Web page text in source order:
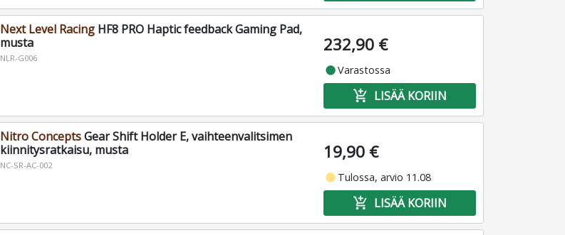
Next Level RacingHF8 PRO Haptic feedback Gaming Pad,
musta
NLR-G006
232,90 €
fiber_manual_recordVarastossa
add_shopping_cart LISÄÄ KORIIN
Nitro ConceptsGear Shift Holder E, vaihteenvalitsimen
kiinnitysratkaisu, musta
NC-SR-AC-002
19,90 €
fiber_manual_record Tulossa, arvio 11.08
add_shopping_cart LISÄÄ KORIIN